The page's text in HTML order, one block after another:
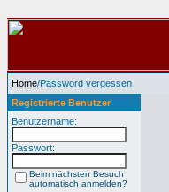
Home/Password vergessen
Registrierte Benutzer
Benutzername:
Passwort:
Beim nächsten Besuch
automatisch anmelden?